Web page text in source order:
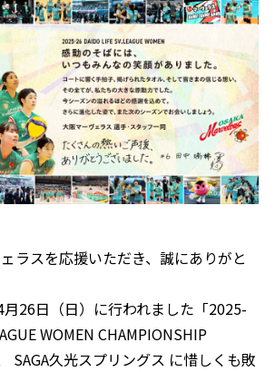
ラスを応援いただき、誠にありがと
26日（日）に行われました「2025-
WOMEN CHAMPIONSHIP
SAGA久光スプリングス に惜しくも敗